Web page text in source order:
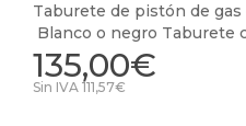
Taburete de pistón de
Blanco o negro Taburete
135,00€
Sin IVA 111,57€